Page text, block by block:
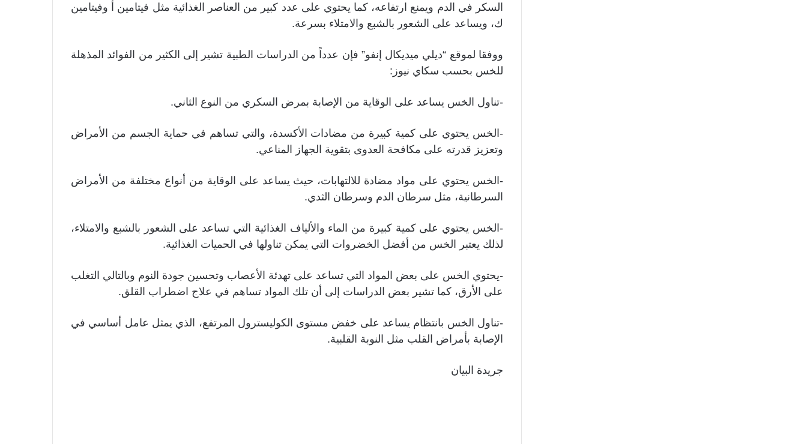
السكر في الدم ويمنع ارتفاعه، كما يحتوي على عدد كبير من العناصر الغذائية مثل فيتامين أ وفيتامين
ك، ويساعد على الشعور بالشبع والامتلاء بسرعة.
ووفقا لموقع “ديلي ميديكال إنفو” فإن عدداً من الدراسات الطبية تشير إلى الكثير من الفوائد المذهلة
للخس بحسب سكاي نيوز:
-تناول الخس يساعد على الوقاية من الإصابة بمرض السكري من النوع الثاني.
-الخس يحتوي على كمية كبيرة من مضادات الأكسدة، والتي تساهم في حماية الجسم من الأمراض
وتعزيز قدرته على مكافحة العدوى بتقوية الجهاز المناعي.
-الخس يحتوي على مواد مضادة للالتهابات، حيث يساعد على الوقاية من أنواع مختلفة من الأمراض
السرطانية، مثل سرطان الدم وسرطان الثدي.
-الخس يحتوي على كمية كبيرة من الماء والألياف الغذائية التي تساعد على الشعور بالشبع والامتلاء،
لذلك يعتبر الخس من أفضل الخضروات التي يمكن تناولها في الحميات الغذائية.
-يحتوي الخس على بعض المواد التي تساعد على تهدئة الأعصاب وتحسين جودة النوم وبالتالي التغلب
على الأرق، كما تشير بعض الدراسات إلى أن تلك المواد تساهم في علاج اضطراب القلق.
-تناول الخس بانتظام يساعد على خفض مستوى الكوليسترول المرتفع، الذي يمثل عامل أساسي في
الإصابة بأمراض القلب مثل النوبة القلبية.
جريدة البيان